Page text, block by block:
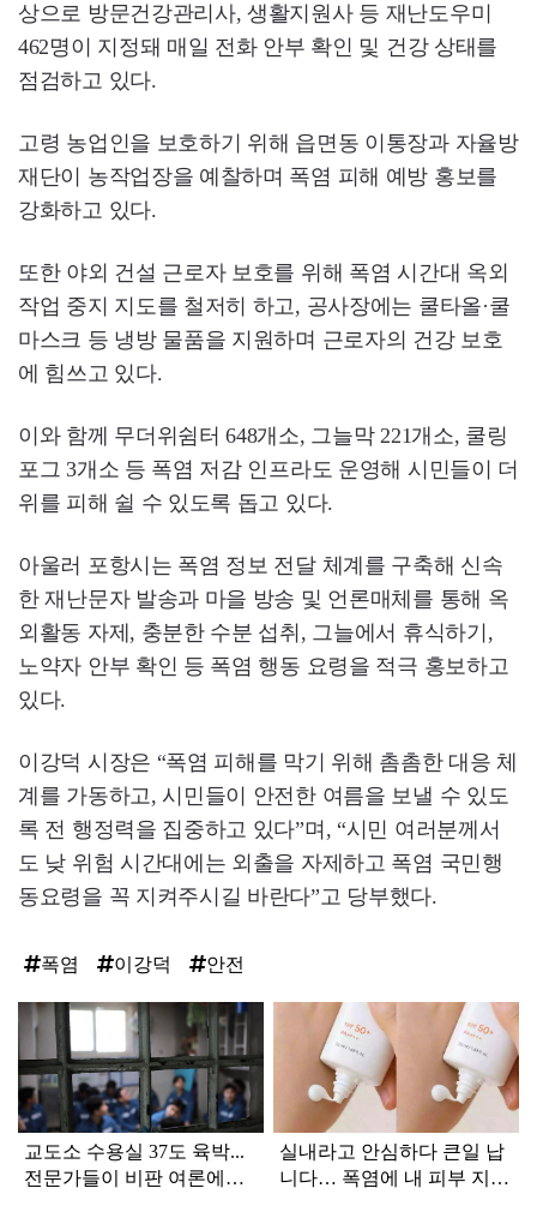
상으로 방문건강관리사, 생활지원사 등 재난도우미
462명이 지정돼 매일 전화 안부 확인 및 건강 상태를
점검하고 있다.
고령 농업인을 보호하기 위해 읍면동 이통장과 자율방
재단이 농작업장을 예찰하며 폭염 피해 예방 홍보를
강화하고 있다.
또한 야외 건설 근로자 보호를 위해 폭염 시간대 옥외
작업 중지 지도를 철저히 하고, 공사장에는 쿨타올·쿨
마스크 등 냉방 물품을 지원하며 근로자의 건강 보호
에 힘쓰고 있다.
이와 함께 무더위쉼터 648개소, 그늘막 221개소, 쿨링
포그 3개소 등 폭염 저감 인프라도 운영해 시민들이 더
위를 피해 쉴 수 있도록 돕고 있다.
아울러 포항시는 폭염 정보 전달 체계를 구축해 신속
한 재난문자 발송과 마을 방송 및 언론매체를 통해 옥
외활동 자제, 충분한 수분 섭취, 그늘에서 휴식하기,
노약자 안부 확인 등 폭염 행동 요령을 적극 홍보하고
있다.
이강덕 시장은 “폭염 피해를 막기 위해 촘촘한 대응 체
계를 가동하고, 시민들이 안전한 여름을 보낼 수 있도
록 전 행정력을 집중하고 있다”며, “시민 여러분께서
도 낮 위험 시간대에는 외출을 자제하고 폭염 국민행
동요령을 꼭 지켜주시길 바란다”고 당부했다.
폭염 이강덕 안전
탑
라
인
교도소 수용실 37도 육박...
전문가들이 비판 여론에도
실내라고 안심하다 큰일 납
니다… 폭염에 내 피부 지키